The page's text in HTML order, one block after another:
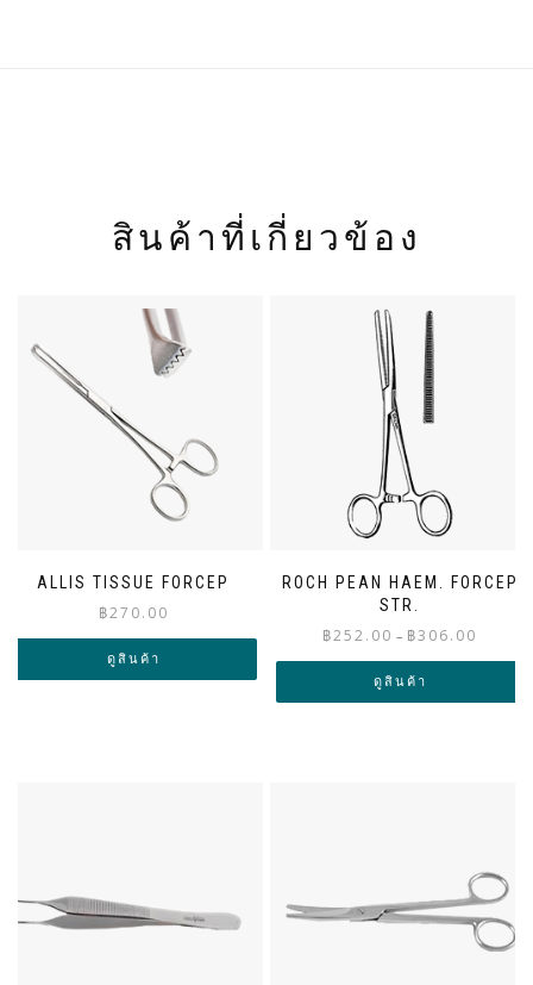
สินค้าที่เกี่ยวข้อง
ALLIS TISSUE FORCEP
฿270.00
ดูสินค้า
ROCH PEAN HAEM. FORCEP
STR.
฿252.00 – ฿306.00
through
ดูสินค้า